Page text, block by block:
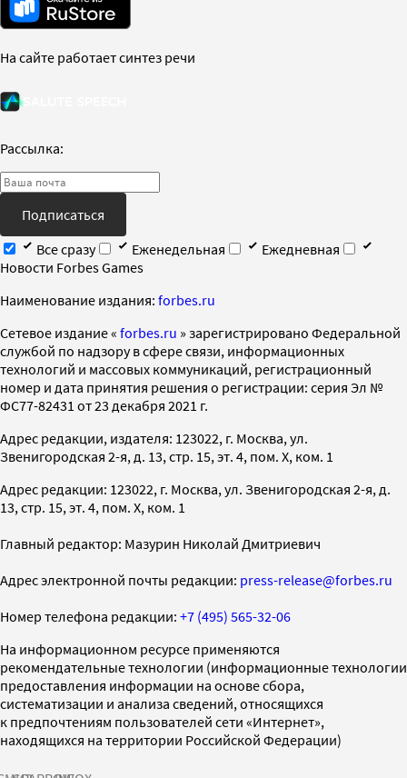
На сайте работает синтез речи
Рассылка:
Подписаться
Все сразу
Еженедельная
Ежедневная
Новости Forbes Games
Наименование издания: forbes.ru
Cетевое издание « forbes.ru » зарегистрировано Федеральной
службой по надзору в сфере связи, информационных
технологий и массовых коммуникаций, регистрационный
номер и дата принятия решения о регистрации: серия Эл №
ФС77-82431 от 23 декабря 2021 г.
Адрес редакции, издателя: 123022, г. Москва, ул.
Звенигородская 2-я, д. 13, стр. 15, эт. 4, пом. X, ком. 1
Адрес редакции: 123022, г. Москва, ул. Звенигородская 2-я, д.
13, стр. 15, эт. 4, пом. X, ком. 1
Главный редактор: Мазурин Николай Дмитриевич
Адрес электронной почты редакции: press-release@forbes.ru
Номер телефона редакции: +7 (495) 565-32-06
На информационном ресурсе применяются
рекомендательные технологии (информационные технологии
предоставления информации на основе сбора,
систематизации и анализа сведений, относящихся
к предпочтениям пользователей сети «Интернет»,
находящихся на территории Российской Федерации)